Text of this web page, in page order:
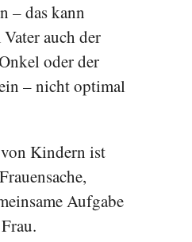
– das kann
auch der
oder der
– nicht optimal
Kindern ist
Aufgabe